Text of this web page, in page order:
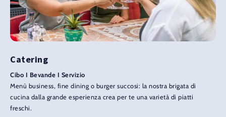
Catering
Cibo I Bevande I Servizio
Menù business, fine dining o burger succosi: la nostra brigata di
cucina dalla grande esperienza crea per te una varietà di piatti
freschi.